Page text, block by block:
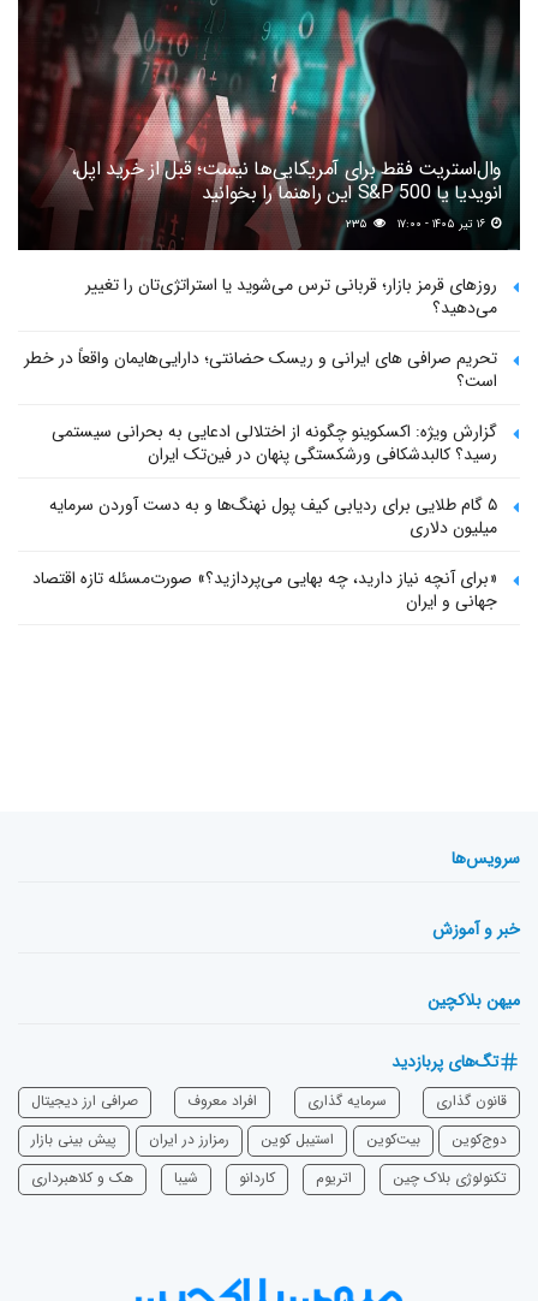
وال‌استریت فقط برای آمریکایی‌ها نیست؛ قبل از خرید اپل،
انویدیا یا S&P 500 این راهنما را بخوانید
۲۳۵
روزهای قرمز بازار؛ قربانی ترس می‌شوید یا استراتژی‌تان را تغییر
می‌دهید؟
تحریم صرافی های ایرانی و ریسک حضانتی؛ دارایی‌هایمان واقعاً در خطر
است؟
گزارش ویژه: اکسکوینو چگونه از اختلالی ادعایی به بحرانی سیستمی
رسید؟ کالبدشکافی ورشکستگی پنهان در فین‌تک ایران
۵ گام طلایی برای ردیابی کیف پول‌ نهنگ‌ها و به دست آوردن سرمایه
میلیون دلاری
«برای آنچه نیاز دارید، چه بهایی می‌پردازید؟» صورت‌مسئله تازه اقتصاد
جهانی و ایران
سرویس‌ها
خبر و آموزش
میهن بلاکچین
تگ‌های پربازدید
قانون گذاری سرمایه‌ گذاری افراد معروف
صرافی ارز دیجیتال
دوج‌کوین
بیت‌کوین استیبل کوین رمزارز در ایران
پیش بینی بازار
تکنولوژی بلاک چین
اتریوم ‌کاردانو شیبا هک و کلاهبرداری